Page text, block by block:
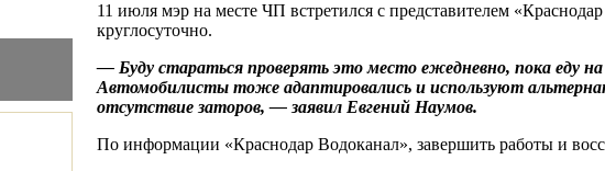
11 июля мэр на месте ЧП встретился с представителем
круглосуточно.
— Буду стараться проверять это место ежедневно, пока еду
Автомобилисты тоже адаптировались и используют
отсутствие заторов, — заявил Евгений Наумов.
По информации «Краснодар Водоканал», завершить работы и